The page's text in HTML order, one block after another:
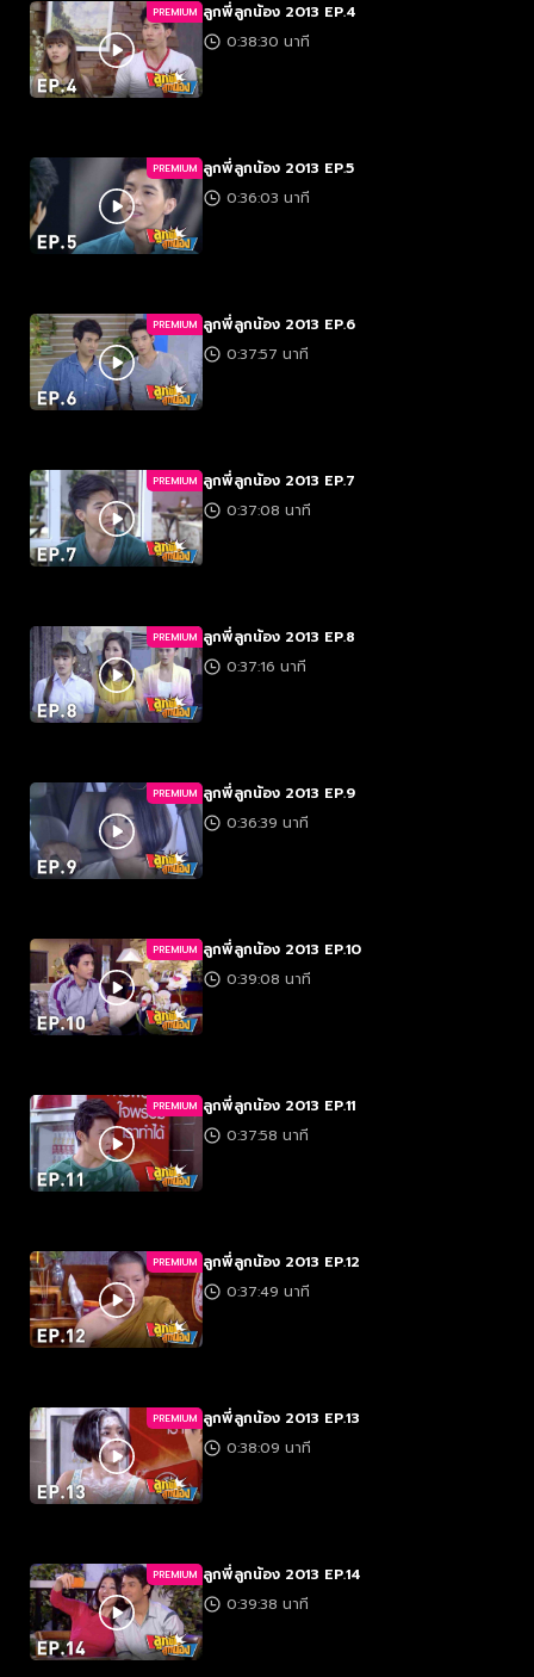
PREMIUM ลูกพี่ลูกน้อง 2013 EP.4
0:38:30 นาที
PREMIUM ลูกพี่ลูกน้อง 2013 EP.5
0:36:03 นาที
PREMIUM ลูกพี่ลูกน้อง 2013 EP.6
0:37:57 นาที
PREMIUM ลูกพี่ลูกน้อง 2013 EP.7
0:37:08 นาที
PREMIUM ลูกพี่ลูกน้อง 2013 EP.8
0:37:16 นาที
PREMIUM ลูกพี่ลูกน้อง 2013 EP.9
0:36:39 นาที
PREMIUM ลูกพี่ลูกน้อง 2013 EP.10
0:39:08 นาที
PREMIUM ลูกพี่ลูกน้อง 2013 EP.11
0:37:58 นาที
PREMIUM ลูกพี่ลูกน้อง 2013 EP.12
0:37:49 นาที
PREMIUM ลูกพี่ลูกน้อง 2013 EP.13
0:38:09 นาที
PREMIUM ลูกพี่ลูกน้อง 2013 EP.14
0:39:38 นาที